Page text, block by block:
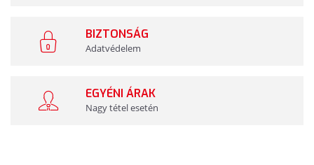
BIZTONSÁG
Adatvédelem
EGYÉNI ÁRAK
Nagy tétel esetén